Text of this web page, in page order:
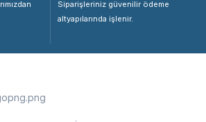
Siparişleriniz güvenilir ödeme
altyapılarında işlenir.